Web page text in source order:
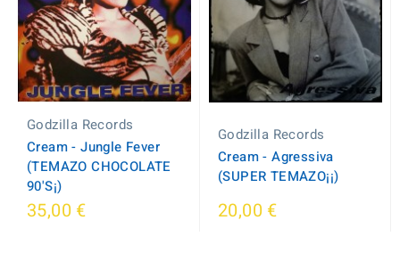
Godzilla Records
Cream - Jungle Fever
(TEMAZO CHOCOLATE
90'S¡)
35,00 €
Godzilla Records
Cream - Agressiva
(SUPER TEMAZO¡¡)
20,00 €